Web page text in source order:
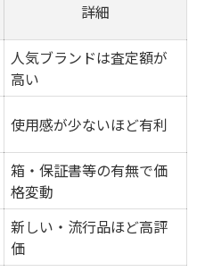
詳細
人気ブランドは査定額が
高い
使用感が少ないほど有利
箱・保証書等の有無で価
格変動
新しい・流行品ほど高評
価